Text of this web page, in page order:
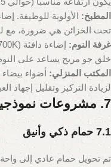
المطبخ:
تحت الخزائن هي ضرورة، مع
غرفة النوم:
خلق جو مريح يساعد على
المكتب المنزلي:
لزيادة التركيز وتقليل إجهاد
7. مشروعات نموذجية ملهمة
7.1 حمام ذكي وأنيق
تم تحويل حمام عادي إلى